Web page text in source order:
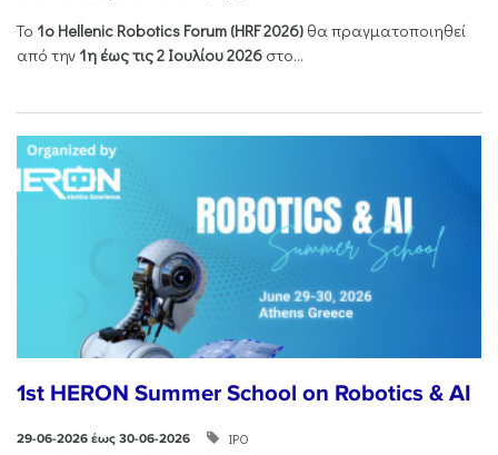
Το 1ο Hellenic Robotics Forum (HRF2026) θα πραγματοποιηθεί
από την 1η έως τις 2 Ιουλίου 2026 στο...
1st HERON Summer School on Robotics & AI
29-06-2026 έως 30-06-2026 ΙΡΟ